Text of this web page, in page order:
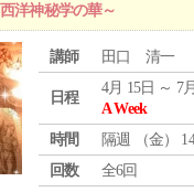
洋神秘学の華～
講師 田口 清一
日程
4月 15日 ～ 7
A Week
時間
隔週 （金）
回数
全6回